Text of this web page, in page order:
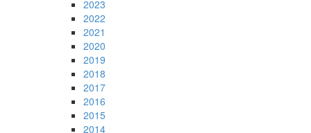
2023
2022
2021
2020
2019
2018
2017
2016
2015
2014